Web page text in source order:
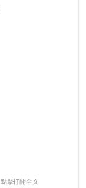
點擊打開全文